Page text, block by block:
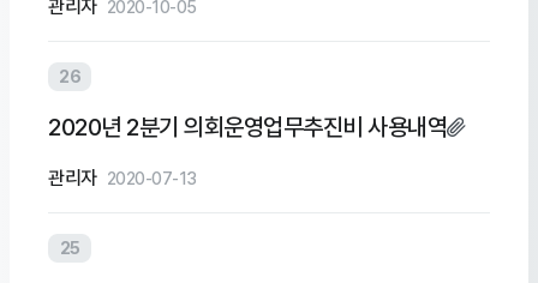
관리자 2020-10-05
26
2020년 2분기 의회운영업무추진비 사용내역
관리자 2020-07-13
25